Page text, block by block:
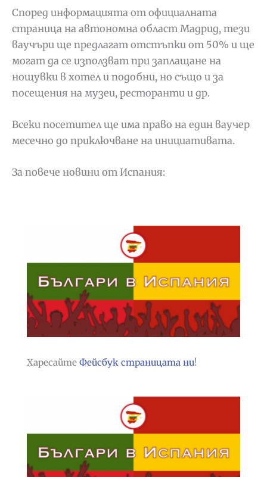
Според информацията от официалната
страница на автономна област Мадрид, тези
ваучъри ще предлагат отстъпки от 50% и ще
могат да се използват при заплащане на
нощувки в хотел и подобни, но също и за
посещения на музеи, ресторанти и др.
Всеки посетител ще има право на един ваучер
месечно до приключване на инициативата.
За повече новини от Испания:
Харесайте Фейсбук страницата ни!